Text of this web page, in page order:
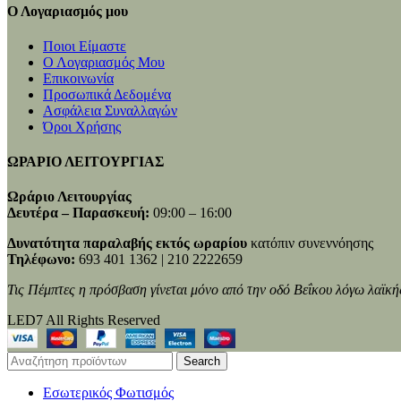
Ο Λογαριασμός μου
Ποιοι Είμαστε
Ο Λογαριασμός Μου
Επικοινωνία
Προσωπικά Δεδομένα
Ασφάλεια Συναλλαγών
Όροι Χρήσης
ΩΡΑΡΙΟ ΛΕΙΤΟΥΡΓΙΑΣ
Ωράριο Λειτουργίας
Δευτέρα – Παρασκευή: 09:00 – 16:00
Δυνατότητα παραλαβής εκτός ωραρίου κατόπιν συνεννόησης
Τηλέφωνο: 693 401 1362 | 210 2222659
Τις Πέμπτες η πρόσβαση γίνεται μόνο από την οδό Βεΐκου λόγω
LED7 All Rights Reserved
Search
Εσωτερικός Φωτισμός